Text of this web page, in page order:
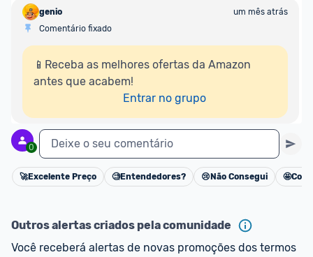
genio
um mês atrás
Comentário fixado
📱Receba as melhores ofertas da Amazon
antes que acabem!
Entrar no grupo
0 Deixe o seu comentário
Cancelar
🚀Excelente Preço 🧐Entendedores? 😢 Não Consegui 🤩
Outros alertas criados pela comunidade
Você receberá alertas de novas promoções dos termos